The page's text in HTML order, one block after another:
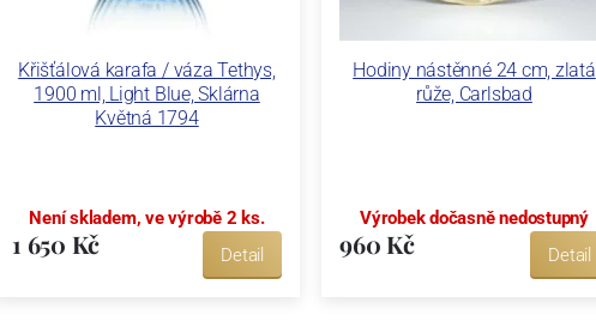
Křišťálová karafa / váza Tethys,
1900 ml, Light Blue, Sklárna
Květná 1794
Není skladem, ve výrobě 2 ks.
1 650 Kč Detail
Hodiny nástěnné 24 cm, zlatá
růže, Carlsbad
Výrobek dočasně nedostupný
960 Kč Detail